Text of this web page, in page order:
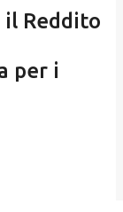
il Reddito
per i